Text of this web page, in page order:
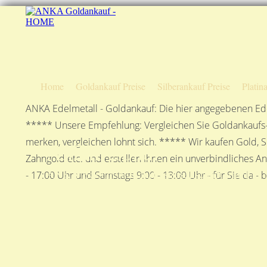
Home Goldankauf Preise Silberankauf Preise
ANKA Edelmetall - Goldankauf: Die hier angegebenen
***** Unsere Empfehlung: Vergleichen Sie
merken, vergleichen lohnt sich. ***** Wir kaufen Gold,
Zahngold etc. und erstellen Ihnen ein unverbindliches
- 17:00 Uhr und Samstags 9:00 - 13:00 Uhr - für Sie
Anfahrtsplan
ANKA Edelmetallhandelsgesellschaft mbH in